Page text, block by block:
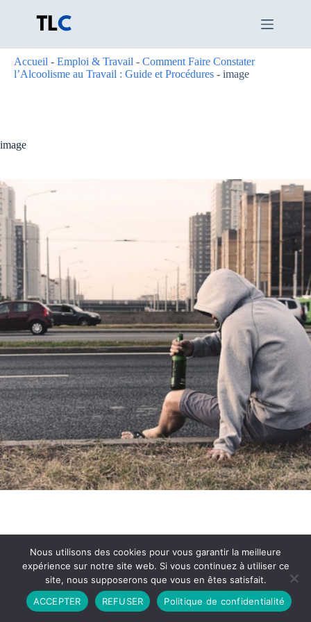
Accueil - Emploi & Travail - Comment Faire Constater
l’Alcoolisme au Travail : Guide et Procédures - image
image
Partenariat Contact
Politique de Confidentialité
CGU
Copyright © 2026 - Propulsé par DIEUDUDIABLE
Nous utilisons des cookies pour vous garantir la meilleure
expérience sur notre site web. Si vous continuez à utiliser ce
site, nous supposerons que vous en êtes satisfait.
ACCEPTER
REFUSER Politique de confidentialité